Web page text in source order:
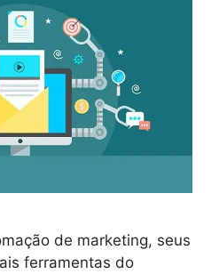
de marketing, seus
ferramentas do